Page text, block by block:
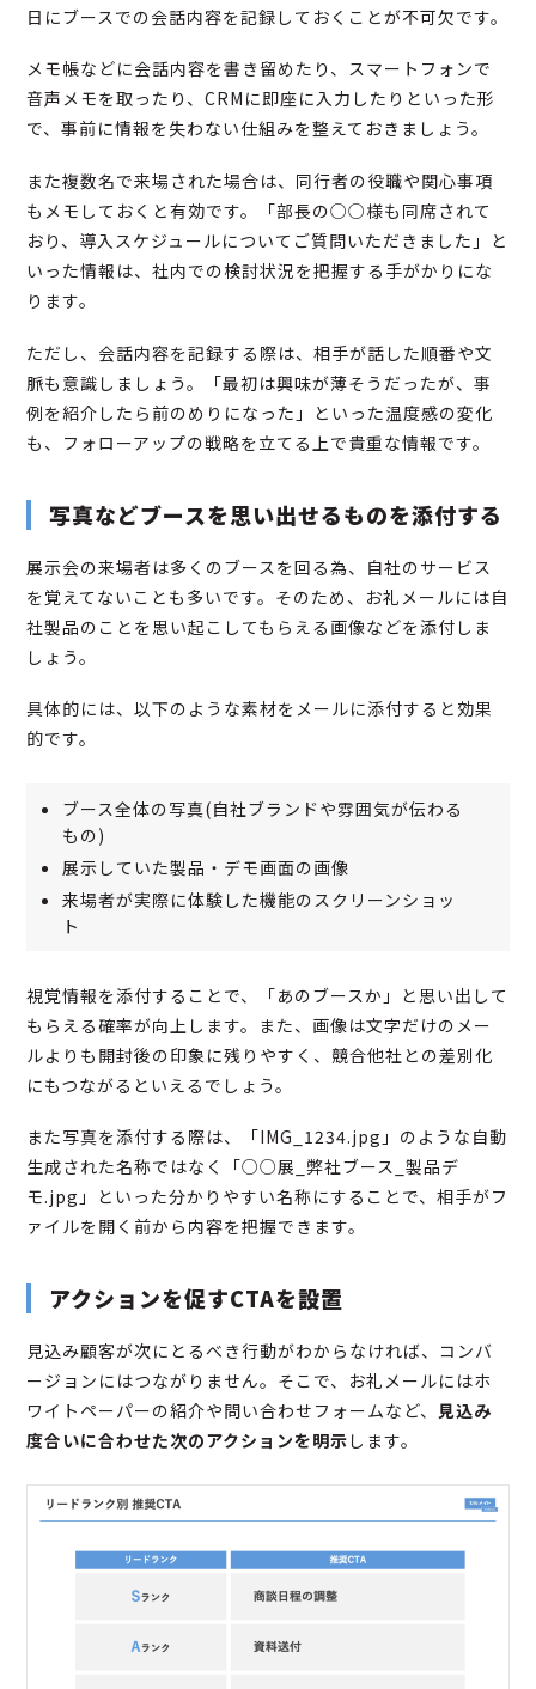
日にブースでの会話内容を記録しておくことが不可欠です。
メモ帳などに会話内容を書き留めたり、スマートフォンで
音声メモを取ったり、CRMに即座に入力したりといった形
で、事前に情報を失わない仕組みを整えておきましょう。
また複数名で来場された場合は、同行者の役職や関心事項
もメモしておくと有効です。「部長の○○様も同席されて
おり、導入スケジュールについてご質問いただきました」と
いった情報は、社内での検討状況を把握する手がかりにな
ります。
ただし、会話内容を記録する際は、相手が話した順番や文
脈も意識しましょう。「最初は興味が薄そうだったが、事
例を紹介したら前のめりになった」といった温度感の変化
も、フォローアップの戦略を立てる上で貴重な情報です。
写真などブースを思い出せるものを添付する
展示会の来場者は多くのブースを回る為、自社のサービス
を覚えてないことも多いです。そのため、お礼メールには自
社製品のことを思い起こしてもらえる画像などを添付しま
しょう。
具体的には、以下のような素材をメールに添付すると効果
的です。
ブース全体の写真(自社ブランドや雰囲気が伝わる
もの)
展示していた製品・デモ画面の画像
来場者が実際に体験した機能のスクリーンショッ
ト
視覚情報を添付することで、「あのブースか」と思い出して
もらえる確率が向上します。また、画像は文字だけのメー
ルよりも開封後の印象に残りやすく、競合他社との差別化
にもつながるといえるでしょう。
また写真を添付する際は、「IMG_1234.jpg」のような自動
生成された名称ではなく「○○展_弊社ブース_製品デ
モ.jpg」といった分かりやすい名称にすることで、相手がフ
ァイルを開く前から内容を把握できます。
アクションを促すCTAを設置
見込み顧客が次にとるべき行動がわからなければ、コンバ
ージョンにはつながりません。そこで、お礼メールにはホ
ワイトペーパーの紹介や問い合わせフォームなど、 見込み
度合いに合わせた次のアクションを明示 します。